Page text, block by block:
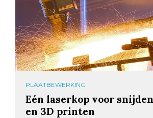
PLAATBEWERKING
Eén laserkop voor
en 3D printen